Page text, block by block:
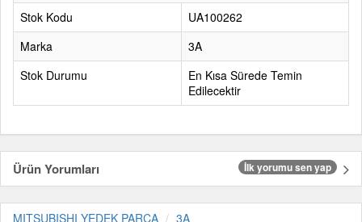
Stok Kodu
UA100262
Marka
3A
Stok Durumu
En Kısa Sürede Temin
Edilecektir
Ürün Yorumları İlk yorumu sen yap
MITSUBISHI YEDEK PARÇA 3A